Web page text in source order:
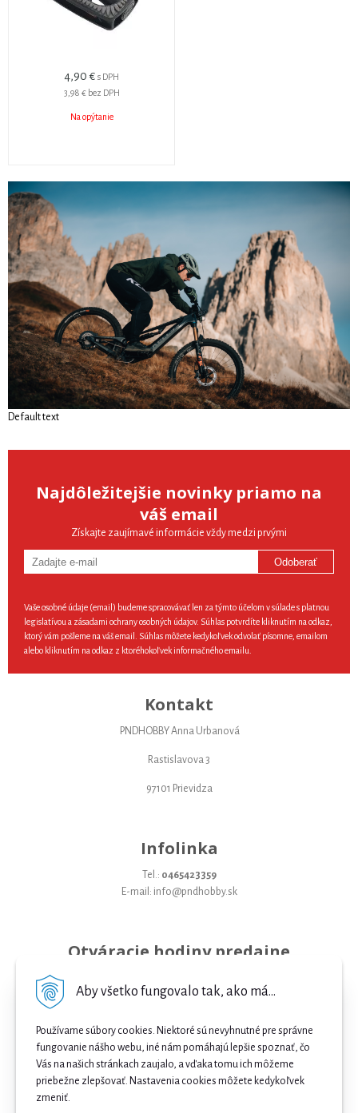
Aby všetko fungovalo tak, ako má...
Používame súbory cookies. Niektoré sú nevyhnutné pre správne
fungovanie nášho webu, iné nám pomáhajú lepšie spoznať, čo
Vás na našich stránkach zaujalo, a vďaka tomu ich môžeme
priebežne zlepšovať. Nastavenia cookies môžete kedykoľvek
zmeniť.
4,90 € s DPH
3,98 € bez DPH
Na opýtanie
Default text
Najdôležitejšie novinky priamo na
váš email
Získajte zaujímavé informácie vždy medzi prvými
Odoberať
Vaše osobné údaje (email) budeme spracovávať len za týmto účelom v súlade s platnou
legislatívou a zásadami ochrany osobných údajov. Súhlas potvrdíte kliknutím na odkaz,
ktorý vám pošleme na váš email. Súhlas môžete kedykoľvek odvolať písomne, emailom
alebo kliknutím na odkaz z ktoréhokoľvek informačného emailu.
Kontakt
PNDHOBBY Anna Urbanová
Rastislavova 3
97101 Prievidza
Infolinka
Tel.: 0465423359
E-mail: info@pndhobby.sk
Otváracie hodiny predajne
Streda 09-17
Štvrtok 09-17